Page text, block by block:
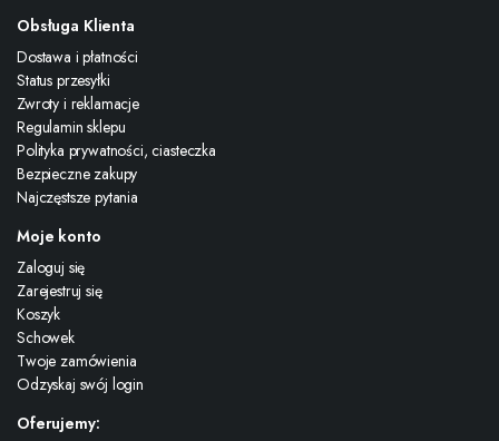
Obsługa Klienta
Dostawa i płatności
Status przesyłki
Zwroty i reklamacje
Regulamin sklepu
Polityka prywatności, ciasteczka
Bezpieczne zakupy
Najczęstsze pytania
Moje konto
Zaloguj się
Zarejestruj się
Koszyk
Schowek
Twoje zamówienia
Odzyskaj swój login
Oferujemy: